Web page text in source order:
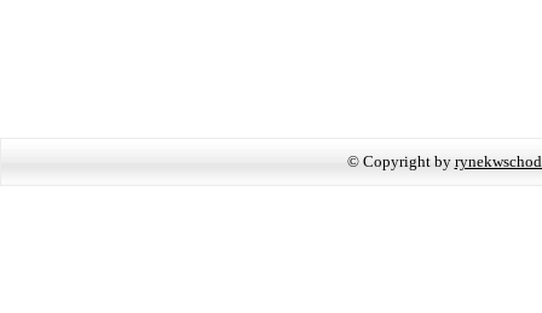
© Copyright by